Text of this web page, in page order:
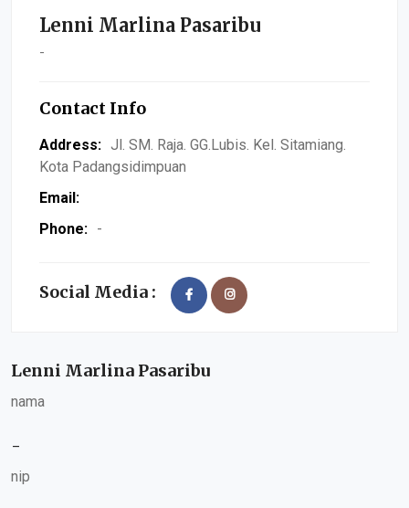
Lenni Marlina Pasaribu
-
Contact Info
Address: Jl. SM. Raja. GG.Lubis. Kel. Sitamiang.
Kota Padangsidimpuan
Email:
Phone: -
Social Media :
Lenni Marlina Pasaribu
nama
-
nip